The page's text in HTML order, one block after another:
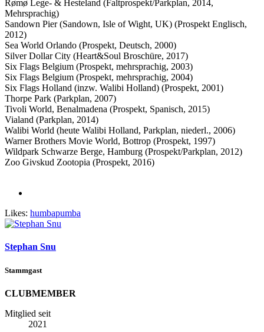
Rømø Lege- & Hesteland (Faltprospekt/Parkplan, 2014,
Mehrsprachig)
Sandown Pier (Sandown, Isle of Wight, UK) (Prospekt Englisch,
2012)
Sea World Orlando (Prospekt, Deutsch, 2000)
Silver Dollar City (Heart&Soul Broschüre, 2017)
Six Flags Belgium (Prospekt, mehrsprachig, 2003)
Six Flags Belgium (Prospekt, mehrsprachig, 2004)
Six Flags Holland (inzw. Walibi Holland) (Prospekt, 2001)
Thorpe Park (Parkplan, 2007)
Tivoli World, Benalmadena (Prospekt, Spanisch, 2015)
Vialand (Parkplan, 2014)
Walibi World (heute Walibi Holland, Parkplan, niederl., 2006)
Warner Brothers Movie World, Bottrop (Prospekt, 1997)
Wildpark Schwarze Berge, Hamburg (Prospekt/Parkplan, 2012)
Zoo Givskud Zootopia (Prospekt, 2016)
Likes: humbapumba
Stephan Snu
Stammgast
CLUBMEMBER
Mitglied seit
2021